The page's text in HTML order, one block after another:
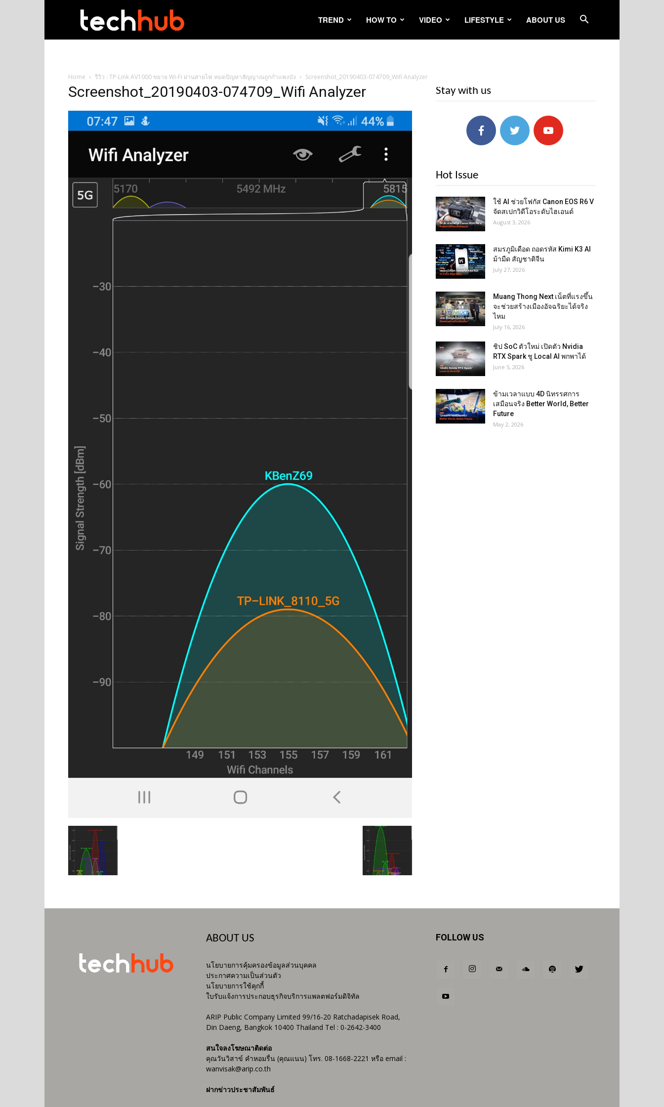
TREND HOW TO VIDEO LIFESTYLE ABOUT US
Home รีวิว : TP-Link AV1000 ขยาย Wi-Fi ผ่านสายไฟ หมดปัญหาสัญญาณถูกกำแพงบัง Screenshot_20190403-074709_Wifi Analyzer
Screenshot_20190403-074709_Wifi Analyzer Stay with us
Hot Issue
ใช้ AI ช่วยโฟกัส Canon EOS R6 V
จัดสเปกวิดีโอระดับไฮเอนด์
August 3, 2026
สมรภูมิเดือด ถอดรหัส Kimi K3 AI
ม้ามืด สัญชาติจีน
July 27, 2026
Muang Thong Next เน็ตที่แรงขึ้น
จะช่วยสร้างเมืองอัจฉริยะได้จริง
ไหม
July 16, 2026
ชิป SoC ตัวใหม่ เปิดตัว Nvidia
RTX Spark ชู Local AI พกพาได้
June 5, 2026
ข้ามเวลาแบบ 4D นิทรรศการ
เสมือนจริง Better World, Better
Future
May 2, 2026
ABOUT US
นโยบายการคุ้มครองข้อมูลส่วนบุคคล
ประกาศความเป็นส่วนตัว
นโยบายการใช้คุกกี้
ใบรับแจ้งการประกอบธุรกิจบริการแพลตฟอร์มดิจิทัล
ARIP Public Company Limited 99/16-20 Ratchadapisek Road,
Din Daeng, Bangkok 10400 Thailand Tel : 0-2642-3400
สนใจลงโฆษณาติดต่อ
คุณวันวิสาข์ คำหอมรื่น (คุณแนน) โทร. 08-1668-2221 หรือ email :
wanvisak@arip.co.th
ฝากข่าวประชาสัมพันธ์
FOLLOW US